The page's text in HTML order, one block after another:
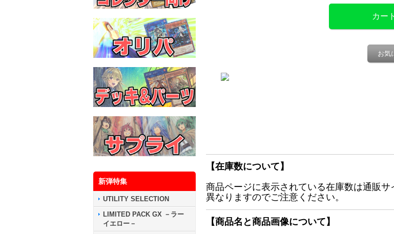
新弾特集
UTILITY SELECTION
LIMITED PACK GX －ラー
イエロー－
お気
【在庫数について】
商品ページに表示されている在庫数は通販
異なりますのでご注意ください。
【商品名と商品画像について】